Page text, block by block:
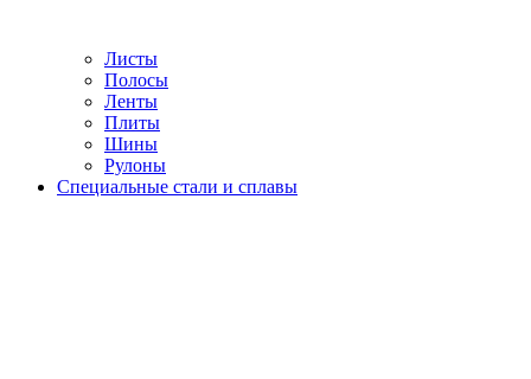
Листы
Полосы
Ленты
Плиты
Шины
Рулоны
Специальные стали и сплавы